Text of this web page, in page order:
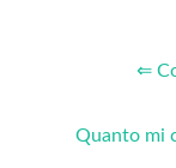
⇐
Quanto mi